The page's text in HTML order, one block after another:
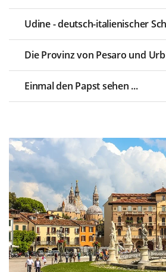
Udine - deutsch-italienischer
Die Provinz von Pesaro und
Einmal den Papst sehen ...